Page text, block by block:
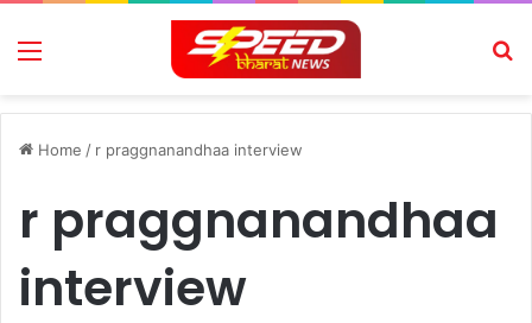
Menu
Home / r praggnanandhaa interview
r praggnanandhaa
interview